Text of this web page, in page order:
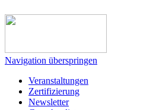
Navigation überspringen
Veranstaltungen
Zertifizierung
Newsletter